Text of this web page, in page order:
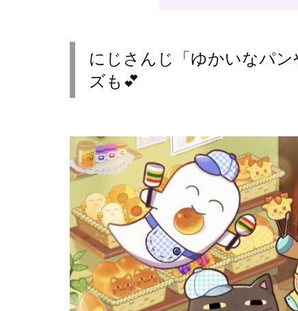
にじさんじ「ゆかいなパ
ズも💕